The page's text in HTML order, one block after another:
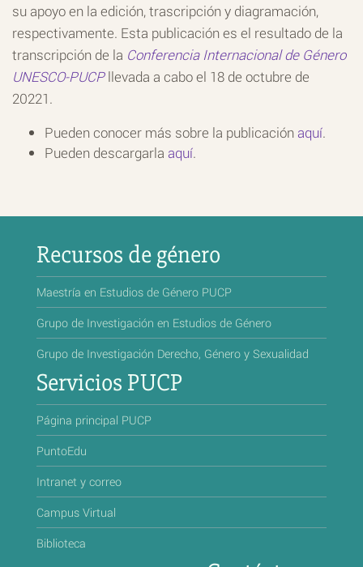
su apoyo en la edición, trascripción y diagramación,
respectivamente. Esta publicación es el resultado de la
transcripción de la Conferencia Internacional de Género
UNESCO-PUCPllevada a cabo el 18 de octubre de
20221.
Pueden conocer más sobre la publicación aquí.
Pueden descargarla aquí.
Recursos de género
Maestría en Estudios de Género PUCP
Grupo de Investigación en Estudios de Género
Grupo de Investigación Derecho, Género y Sexualidad
Servicios PUCP
Página principal PUCP
PuntoEdu
Intranet y correo
Campus Virtual
Biblioteca